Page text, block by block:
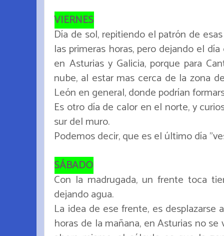
VIERNES
Día de sol, repitiendo el patrón de
las primeras horas, pero dejando el
en Asturias y Galicia, porque para
nube, al estar mas cerca de la zona
León en general, donde podrían
Es otro día de calor en el norte, y
sur del muro.
Podemos decir, que es el último día
SÁBADO
Con la madrugada, un frente toca
dejando agua.
La idea de ese frente, es desplazarse
horas de la mañana, en Asturias no